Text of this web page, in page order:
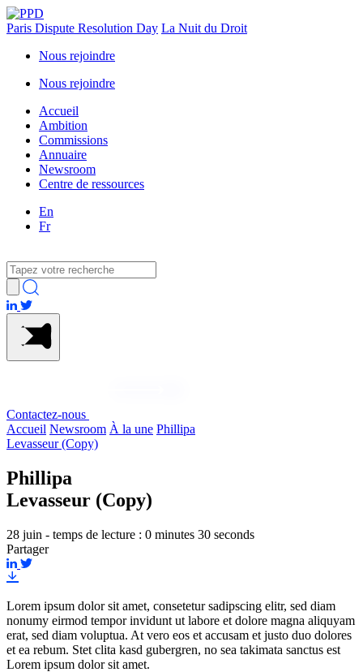
Paris Dispute Resolution Day La Nuit du Droit
Nous rejoindre
Nous rejoindre
Accueil
Ambition
Commissions
Annuaire
Newsroom
Centre de ressources
En
Fr
Contactez-nous
Accueil Newsroom À la une Phillipa
Levasseur (Copy)
Phillipa
Levasseur (Copy)
28 juin - temps de lecture : 0 minutes 30 seconds
Partager
Lorem ipsum dolor sit amet, consetetur sadipscing elitr, sed diam
nonumy eirmod tempor invidunt ut labore et dolore magna aliquyam
erat, sed diam voluptua. At vero eos et accusam et justo duo dolores
et ea rebum. Stet clita kasd gubergren, no sea takimata sanctus est
Lorem ipsum dolor sit amet.